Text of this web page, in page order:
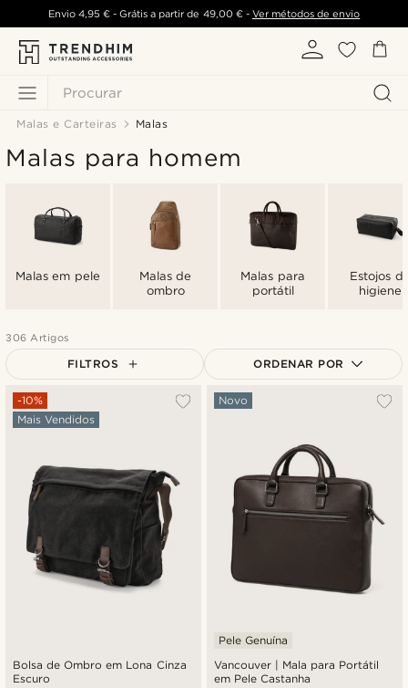
Procurar
Envio 4,95 €- Grátis a partir de 49,00 €- Ver métodos de envio
Malas e Carteiras Malas
Malas para homem
Malas em pele
Malas de
ombro
Malas para
portátil
Estojos
higiene
306 Artigos
FILTROS ORDENAR POR
Mais vendidos
Preço mais baixo
Preço mais alto
Bolsa de Ombro em Lona Cinza
Escuro
-10%
Mais Vendidos
Vancouver | Mala para Portátil
em Pele Castanha
Novo
Pele Genuína